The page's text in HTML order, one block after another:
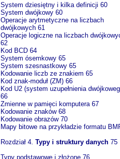
System dziesiętny i kilka definicji 60
System dwójkowy 60
Operacje arytmetyczne na liczbach
dwójkowych 61
Operacje logiczne na liczbach
62
Kod BCD 64
System ósemkowy 65
System szesnastkowy 65
Kodowanie liczb ze znakiem 65
Kod znak-moduł (ZM) 66
Kod U2 (system uzupełnienia
66
Zmienne w pamięci komputera 67
Kodowanie znaków 68
Kodowanie obrazów 70
Mapy bitowe na przykładzie formatu
Rozdział 4. Typy i struktury danych 75
Typy podstawowe i złożone 76